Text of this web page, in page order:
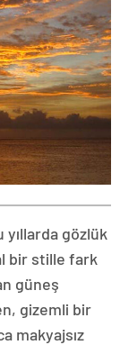
gözlük
bir stille fark
güneş
gizemli bir
makyajsız